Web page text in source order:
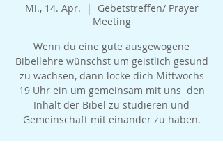
Mi., 14. Apr.
  |
Gebetstreffen/ Prayer
Meeting
Wenn du eine gute ausgewogene
Bibellehre wünschst um geistlich gesund
zu wachsen, dann locke dich Mittwochs
19 Uhr ein um gemeinsam mit uns den
Inhalt der Bibel zu studieren und
Gemeinschaft mit einander zu haben.